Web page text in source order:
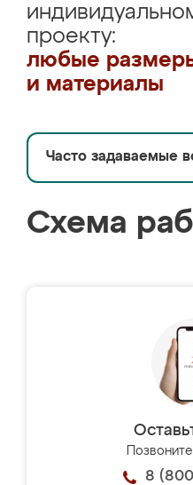
проекту:
любые
и материалы
Часто задаваемые
Схема
8